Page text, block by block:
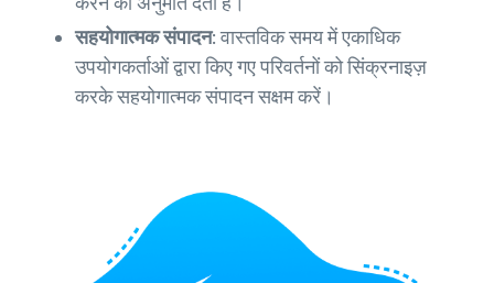
सहयोगात्मक संपादन:वास्तविक समय में एकाधिक
उपयोगकर्ताओं द्वारा किए गए परिवर्तनों को सिंक्रनाइज़
करके सहयोगात्मक संपादन सक्षम करें।